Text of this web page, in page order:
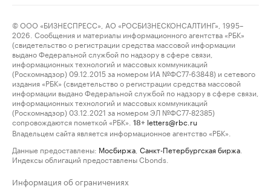
© ООО «БИЗНЕСПРЕСС», АО «РОСБИЗНЕСКОНСАЛТИНГ», 1995–
2026. Сообщения и материалы информационного агентства «РБК»
(свидетельство о регистрации средства массовой информации
выдано Федеральной службой по надзору в сфере связи,
информационных технологий и массовых коммуникаций
(Роскомнадзор) 09.12.2015 за номером ИА №ФС77-63848) и сетевого
издания «РБК» (свидетельство о регистрации средства массовой
информации выдано Федеральной службой по надзору в сфере связи,
информационных технологий и массовых коммуникаций
(Роскомнадзор) 03.12.2021 за номером ЭЛ №ФС77-82385)
сопровождаются пометкой «РБК».
18+ letters@rbc.ru
Владельцем сайта является информационное агентство «РБК».
Данные предоставлены: Мосбиржа Санкт-Петербургская биржа
Индексы облигаций предоставлены Cbonds.
Информация об ограничениях